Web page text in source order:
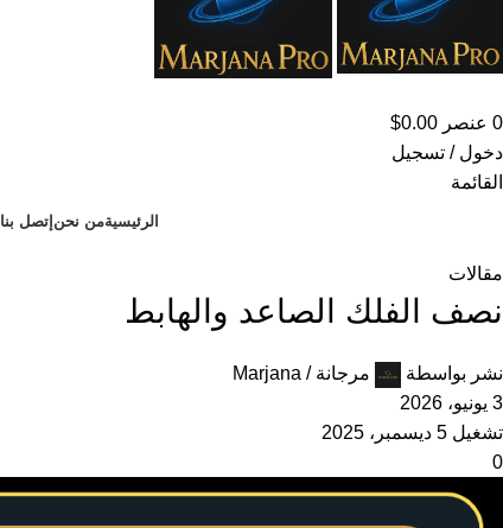
0 عنصر $0.00
دخول / تسجيل
القائمة
الرئيسيةمن نحن إتصل بنا
مقالات
نصف الفلك الصاعد والهابط
نشر بواسطة
مرجانة / Marjana
3 يونيو، 2026
تشغيل 5 ديسمبر، 2025
0